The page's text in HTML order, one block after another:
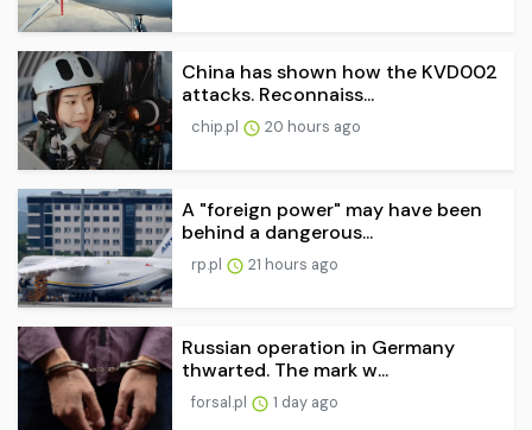
China has shown how the KVD002
attacks. Reconnaiss...
chip.pl 20 hours ago
A "foreign power" may have been
behind a dangerous...
rp.pl 21 hours ago
Russian operation in Germany
thwarted. The mark w...
forsal.pl 1 day ago